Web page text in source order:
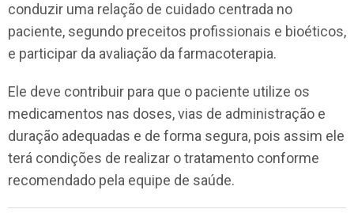
conduzir uma relação de cuidado centrada no
paciente, segundo preceitos profissionais e bioéticos,
e participar da avaliação da farmacoterapia.
Ele deve contribuir para que o paciente utilize os
medicamentos nas doses, vias de administração e
duração adequadas e de forma segura, pois assim ele
terá condições de realizar o tratamento conforme
recomendado pela equipe de saúde.